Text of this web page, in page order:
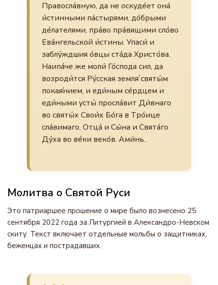
Правосла́вную, да не оскуде́ет она́
и́стинными па́стырями, до́брыми
де́лателями, пра́во пра́вящими сло́во
Ева́нгельской и́стины. Упаси́ и
заблу́ждшия о́вцы ста́да Христо́ва.
Наипа́че же моли́ Го́спода сил, да
возроди́тся Ру́сская земля́ святы́м
покая́нием, и еди́ным се́рдцем и
еди́ными усты́ просла́вит Ди́внаго
во святы́х Свои́х Бо́га в Тро́ице
сла́вимаго, Отца́ и Сы́на и Свята́го
Ду́ха во ве́ки веко́в. Ами́нь.
Молитва о Святой Руси
Это патриаршее прошение о мире было вознесено 25
сентября 2022 года за Литургией в Александро-Невском
скиту. Текст включает отдельные мольбы о защитниках,
беженцах и пострадавших.